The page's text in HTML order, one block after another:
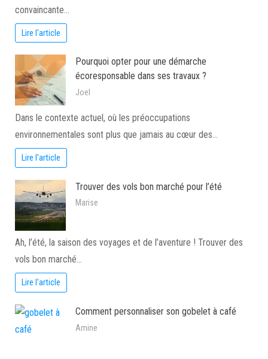
convaincante…
Lire l'article
Pourquoi opter pour une démarche
écoresponsable dans ses travaux ?
Joel
Dans le contexte actuel, où les préoccupations
environnementales sont plus que jamais au cœur des…
Lire l'article
Trouver des vols bon marché pour l’été
Marise
Ah, l’été, la saison des voyages et de l’aventure ! Trouver des
vols bon marché…
Lire l'article
Comment personnaliser son gobelet à café
Amine